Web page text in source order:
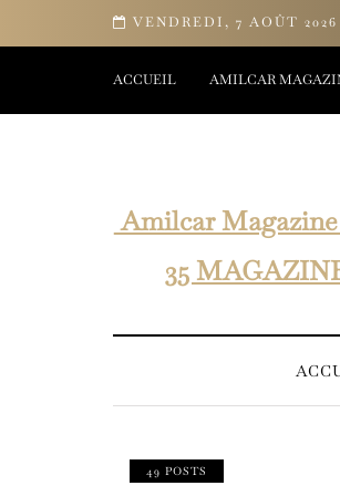
VENDREDI, 7 AOÛT 2026
être d’Yves Rocher
ACCUEIL AMILCAR
Amilcar
35
49 POSTS